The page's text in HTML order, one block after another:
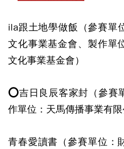
ila跟土地學做飯（參賽單
文化事業基金會、製作單
文化事業基金會）
⭕吉日良辰客家封（參賽
作單位：天馬傳播事業有限
青春愛讀書（參賽單位：